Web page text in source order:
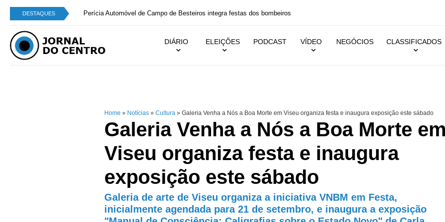
DESTAQUES Perícia Automóvel de Campo de Besteiros integra festas dos bombeiros
DIÁRIO ELEIÇÕES PODCAST VÍDEO NEGÓCIOS CLASSIFICADOS
Home » Notícias » Cultura » Galeria Venha a Nós a Boa Morte em Viseu organiza festa e inaugura exposição este sábado
Galeria Venha a Nós a Boa Morte em
Viseu organiza festa e inaugura
exposição este sábado
Galeria de arte de Viseu organiza a iniciativa VNBM em Festa,
inicialmente agendada para 21 de setembro, e inaugura a exposição